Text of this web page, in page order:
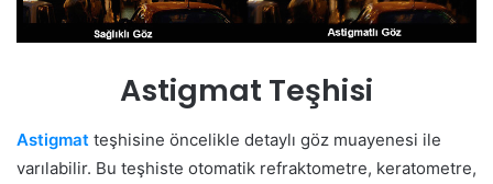
Astigmat Teşhisi
Astigmat teşhisine öncelikle detaylı göz muayenesi ile
varılabilir. Bu teşhiste otomatik refraktometre, keratometre,